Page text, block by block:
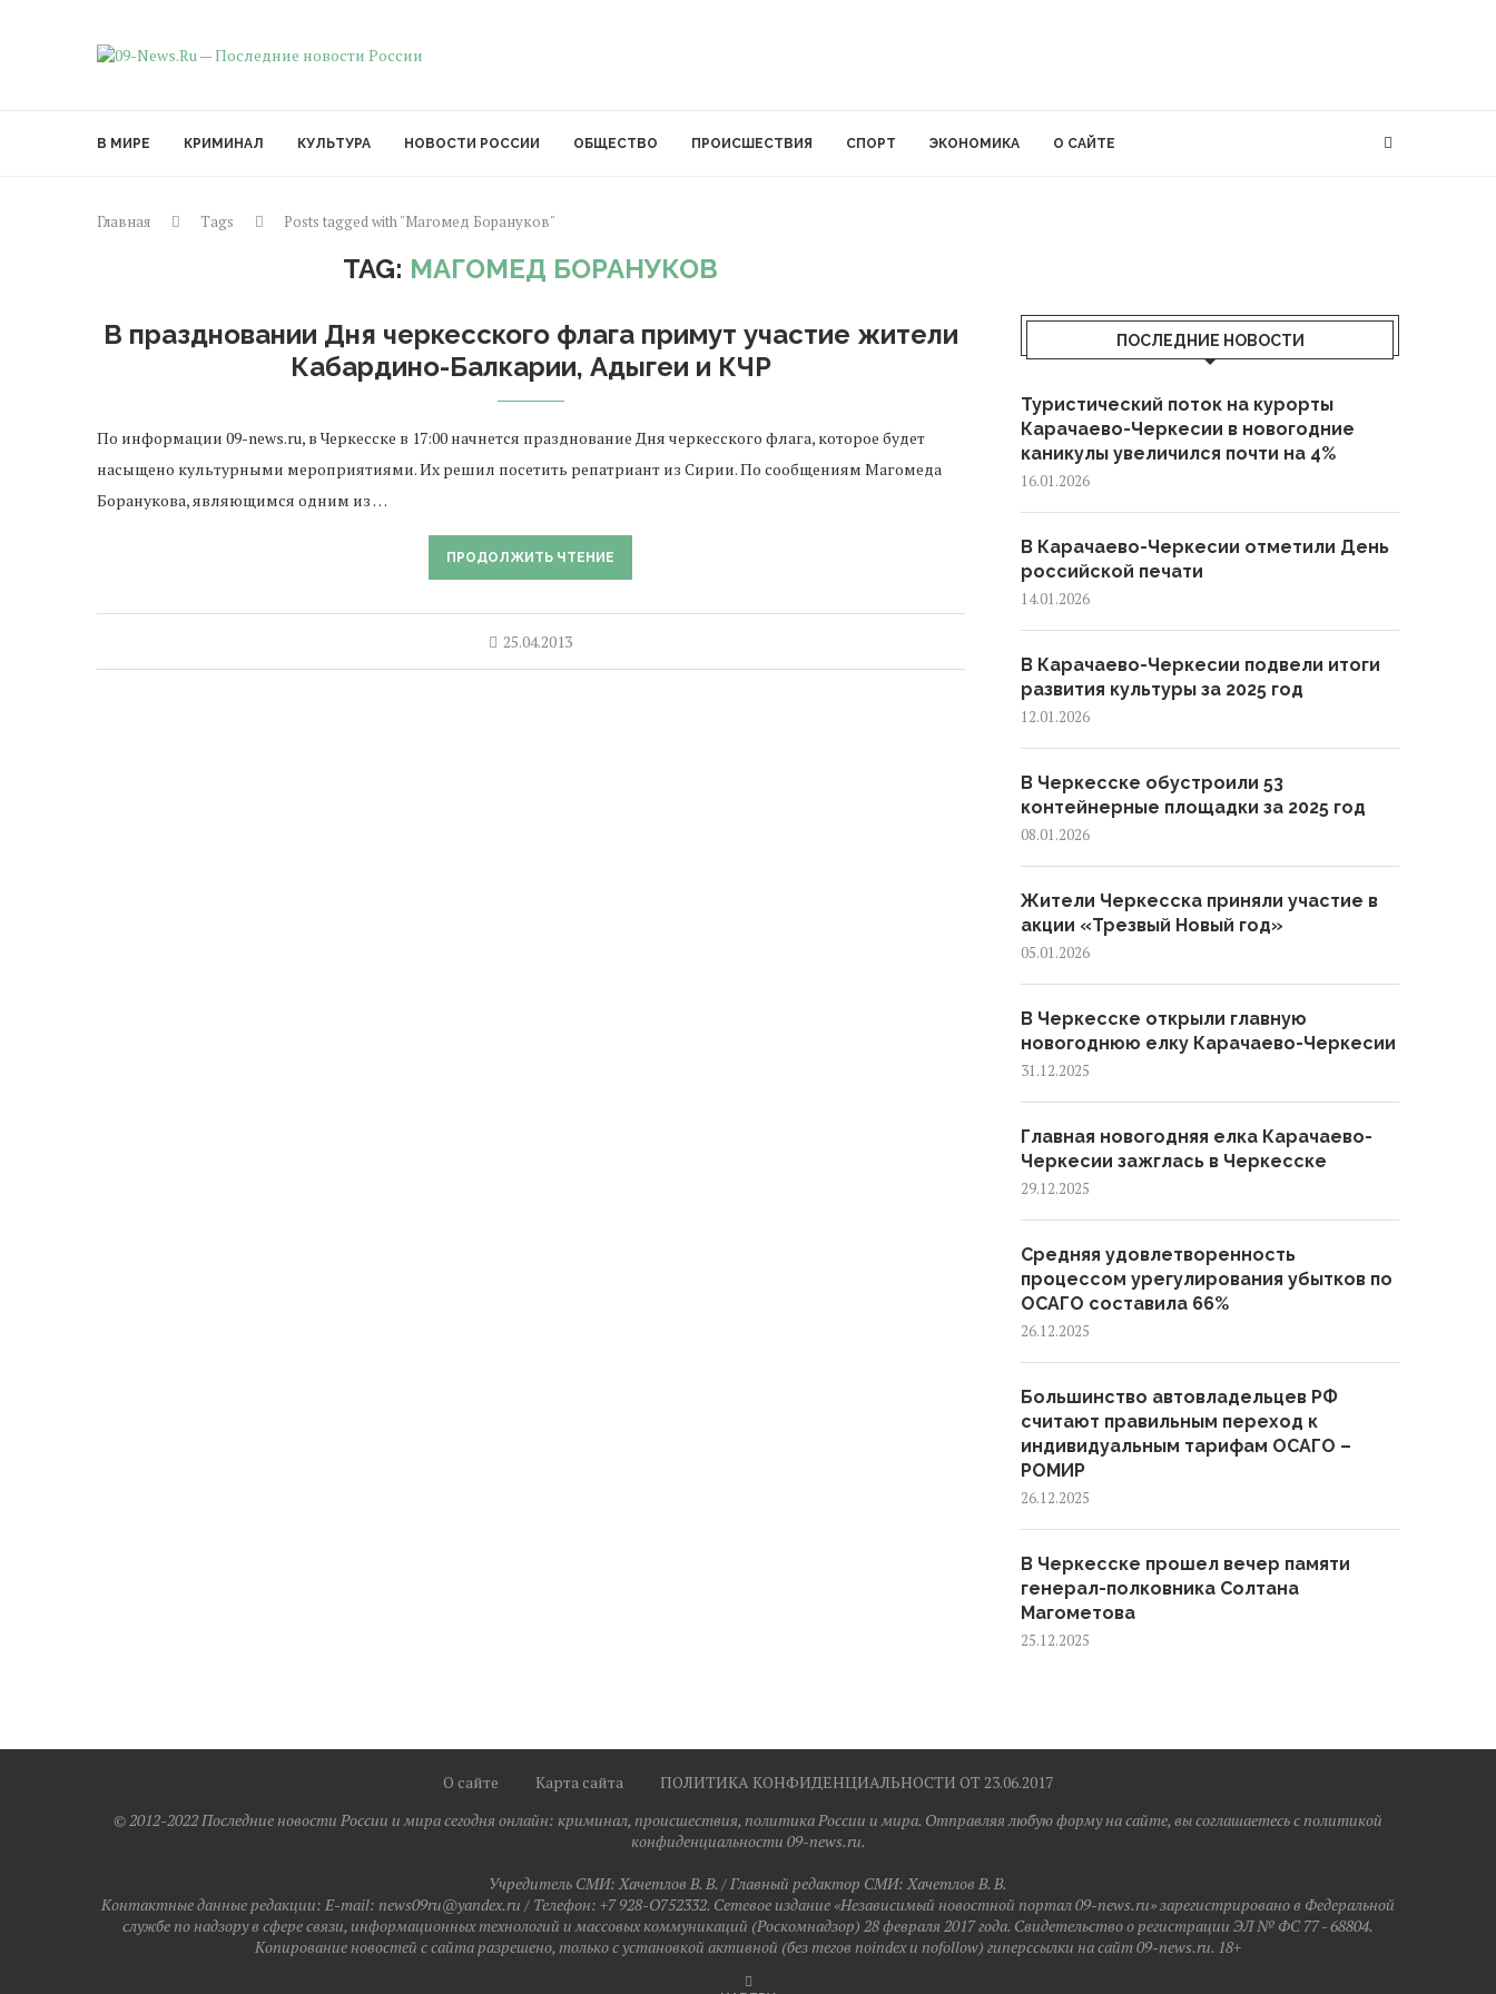
В МИРЕ КРИМИНАЛ КУЛЬТУРА НОВОСТИ РОССИИ ОБЩЕСТВО ПРОИСШЕСТВИЯ СПОРТ ЭКОНОМИКА О САЙТЕ
Главная Tags Posts tagged with "Магомед Борануков"
TAG: МАГОМЕД БОРАНУКОВ
В праздновании Дня черкесского флага примут участие жители
Кабардино-Балкарии, Адыгеи и КЧР
По информации 09-news.ru, в Черкесске в 17:00 начнется празднование Дня черкесского флага, которое будет
насыщено культурными мероприятиями. Их решил посетить репатриант из Сирии. По сообщениям Магомеда
Боранукова, являющимся одним из …
ПРОДОЛЖИТЬ ЧТЕНИЕ
25.04.2013
ПОСЛЕДНИЕ НОВОСТИ
Туристический поток на курорты
Карачаево-Черкесии в новогодние
каникулы увеличился почти на 4%
16.01.2026
В Карачаево-Черкесии отметили День
российской печати
14.01.2026
В Карачаево-Черкесии подвели итоги
развития культуры за 2025 год
12.01.2026
В Черкесске обустроили 53
контейнерные площадки за 2025 год
08.01.2026
Жители Черкесска приняли участие в
акции «Трезвый Новый год»
05.01.2026
В Черкесске открыли главную
новогоднюю елку Карачаево-Черкесии
31.12.2025
Главная новогодняя елка Карачаево-
Черкесии зажглась в Черкесске
29.12.2025
Средняя удовлетворенность
процессом урегулирования убытков по
ОСАГО составила 66%
26.12.2025
Большинство автовладельцев РФ
считают правильным переход к
индивидуальным тарифам ОСАГО –
РОМИР
26.12.2025
В Черкесске прошел вечер памяти
генерал-полковника Солтана
Магометова
25.12.2025
О сайте Карта сайта
ПОЛИТИКА КОНФИДЕНЦИАЛЬНОСТИ ОТ 23.06.2017
© 2012-2022 Последние новости России и мира сегодня онлайн: криминал, происшествия, политика России и мира. Отправляя любую форму на сайте, вы соглашаетесь с политикой
конфиденциальности 09-news.ru.
Учредитель СМИ: Хaчeтлoв B. B. / Главный редактор СМИ: Хaчeтлoв B. B.
Контактные данные редакции: E-mail: news09ru@yandex.ru / Телефон: +7 928-O752332. Сетевое издание «Независимый новостной портал 09-news.ru» зарегистрировано в Федеральной
службе по надзору в сфере связи, информационных технологий и массовых коммуникаций (Роскомнадзор) 28 февраля 2017 года. Свидетельство о регистрации ЭЛ № ФС 77 - 68804.
Копирование новостей с сайта разрешено, только с установкой активной (без тегов noindex и nofollow) гиперссылки на сайт 09-news.ru. 18+